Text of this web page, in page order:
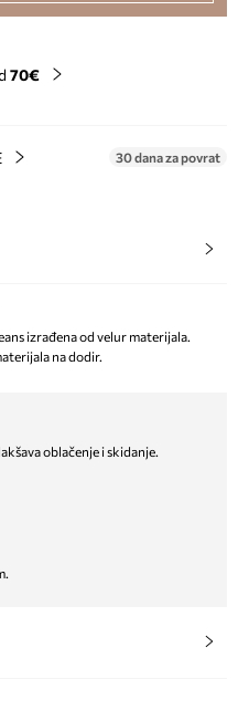
70€
30 dana za povrat
izrađena od velur materijala.
na dodir.
oblačenje i skidanje.